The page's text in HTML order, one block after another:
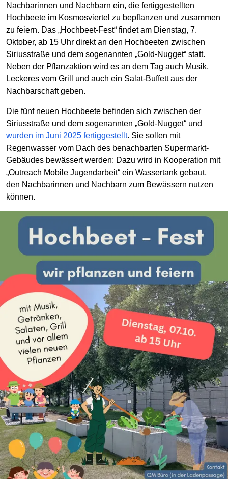
Nachbarinnen und Nachbarn ein, die fertiggestellten
Hochbeete im Kosmosviertel zu bepflanzen und zusammen
zu feiern. Das „Hochbeet-Fest“ findet am Dienstag, 7.
Oktober, ab 15 Uhr direkt an den Hochbeeten zwischen
Siriusstraße und dem sogenannten „Gold-Nugget“ statt.
Neben der Pflanzaktion wird es an dem Tag auch Musik,
Leckeres vom Grill und auch ein Salat-Buffett aus der
Nachbarschaft geben.
Die fünf neuen Hochbeete befinden sich zwischen der
Siriusstraße und dem sogenannten „Gold-Nugget“ und
wurden im Juni 2025 fertiggestellt. Sie sollen mit
Regenwasser vom Dach des benachbarten Supermarkt-
Gebäudes bewässert werden: Dazu wird in Kooperation mit
„Outreach Mobile Jugendarbeit“ ein Wassertank gebaut,
den Nachbarinnen und Nachbarn zum Bewässern nutzen
können.